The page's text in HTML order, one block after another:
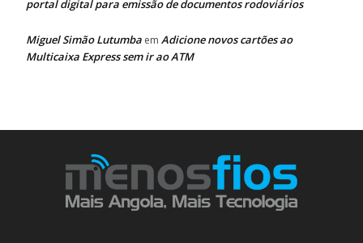
portal digital para emissão de documentos rodoviários
Miguel Simão Lutumba em Adicione novos cartões ao
Multicaixa Express sem ir ao ATM